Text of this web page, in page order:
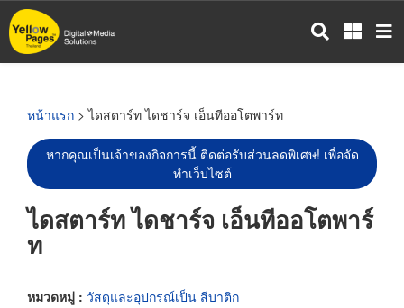
ข้าม
ไป
หน้าแรก > ไดสตาร์ท ไดชาร์จ เอ็นทีออโตพาร์ท
หากคุณเป็นเจ้าของกิจการนี้ ติดต่อรับส่วนลดพิเศษ! เพื่อจัด
ทำเว็บไซต์
ไดสตาร์ท ไดชาร์จ เอ็นทีออโตพาร์
ท
หมวดหมู่ : วัสดุและอุปกรณ์เป็น สีบาติก